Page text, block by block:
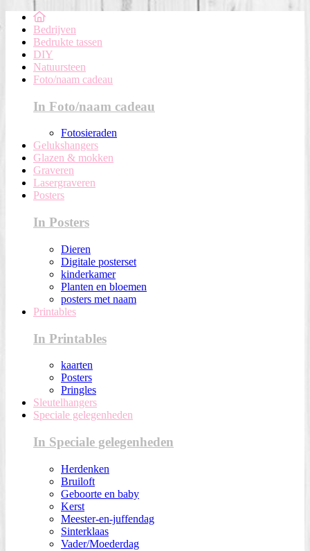
Bedrijven
Bedrukte tassen
DIY
Natuursteen
Foto/naam cadeau
In Foto/naam cadeau
Fotosieraden
Gelukshangers
Glazen & mokken
Graveren
Lasergraveren
Posters
In Posters
Dieren
Digitale posterset
kinderkamer
Planten en bloemen
posters met naam
Printables
In Printables
kaarten
Posters
Pringles
Sleutelhangers
Speciale gelegenheden
In Speciale gelegenheden
Herdenken
Bruiloft
Geboorte en baby
Kerst
Meester-en-juffendag
Sinterklaas
Vader/Moederdag